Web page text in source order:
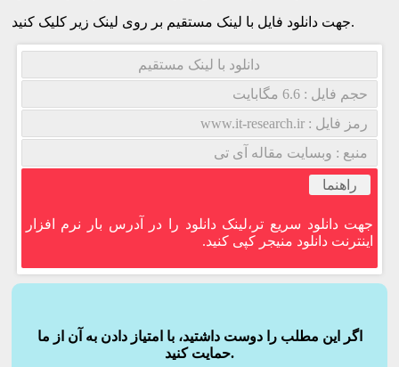
جهت دانلود فایل با لینک مستقیم بر روی لینک زیر کلیک کنید.
دانلود با لینک مستقیم
حجم فایل : 6.6 مگابایت
رمز فایل : www.it-research.ir
منبع : وبسایت مقاله آی تی
راهنما
جهت دانلود سریع تر،لینک دانلود را در آدرس بار نرم افزار
اینترنت دانلود منیجر کپی کنید.
اگر این مطلب را دوست داشتید، با امتیاز دادن به آن از ما
حمایت کنید.